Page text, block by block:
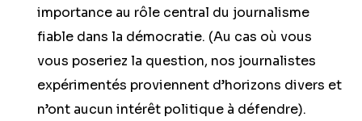
importance au rôle central du journalisme
fiable dans la démocratie. (Au cas où vous
vous poseriez la question, nos journalistes
expérimentés proviennent d’horizons divers et
n’ont aucun intérêt politique à défendre).